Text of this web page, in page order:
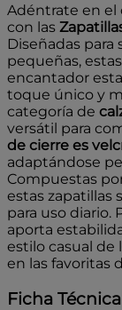
Adéntrate en el
con las
Diseñadas para
pequeñas,
encantador
toque único y
categoría de
versátil para
de cierre es
adaptándose
Compuestas
estas zapatillas
para uso diario.
aporta
estilo casual de
en las favoritas
Ficha Técnica